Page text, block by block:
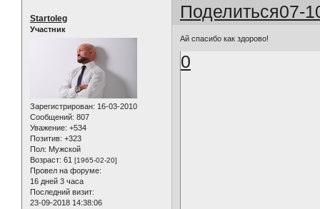
Поделиться07-
Startoleg
Участник
Зарегистрирован: 16-03-2010
Сообщений: 807
Уважение: +534
Позитив: +323
Пол: Мужской
Возраст: 61 [1965-02-20]
Провел на форуме:
16 дней 3 часа
Последний визит:
23-09-2018 14:38:06
Ай спасибо как здорово!
0